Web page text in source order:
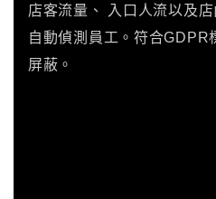
店客流量、 入口人流以及
自動偵測員工。符合GDPR
屏蔽。